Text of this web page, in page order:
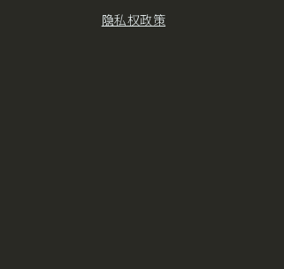
隐私权政策